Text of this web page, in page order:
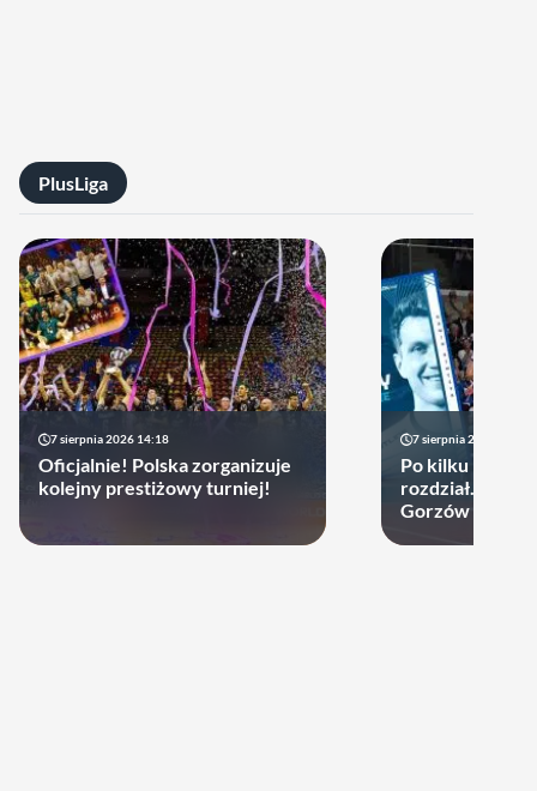
PlusLiga
7 sierpnia 2026 14:18
Oficjalnie! Polska zorganizuje
kolejny prestiżowy turniej!
7 sierpnia 2026 13:49
Po kilku latach
rozdział.
Gorzów może